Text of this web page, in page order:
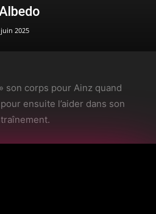
2025
son corps pour Ainz quand
ensuite l’aider dans son